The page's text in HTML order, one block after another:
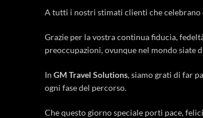
A tutti i nostri stimati clienti che celebrano
Grazie per la vostra continua fiducia,
preoccupazioni, ovunque nel mondo siate
In GM Travel Solutions, siamo grati di far
ogni fase del percorso.
Che questo giorno speciale porti pace,